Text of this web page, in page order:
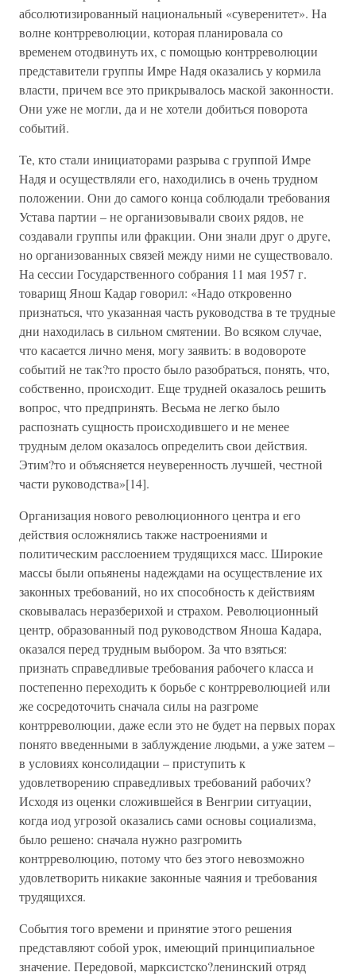
абсолютизированный национальный «суверенитет». На
волне контрреволюции, которая планировала со
временем отодвинуть их, с помощью контрреволюции
представители группы Имре Надя оказались у кормила
власти, причем все это прикрывалось маской законности.
Они уже не могли, да и не хотели добиться поворота
событий.
Те, кто стали инициаторами разрыва с группой Имре
Надя и осуществляли его, находились в очень трудном
положении. Они до самого конца соблюдали требования
Устава партии – не организовывали своих рядов, не
создавали группы или фракции. Они знали друг о друге,
но организованных связей между ними не существовало.
На сессии Государственного собрания 11 мая 1957 г.
товарищ Янош Кадар говорил: «Надо откровенно
признаться, что указанная часть руководства в те трудные
дни находилась в сильном смятении. Во всяком случае,
что касается лично меня, могу заявить: в водовороте
событий не так?то просто было разобраться, понять, что,
собственно, происходит. Еще трудней оказалось решить
вопрос, что предпринять. Весьма не легко было
распознать сущность происходившего и не менее
трудным делом оказалось определить свои действия.
Этим?то и объясняется неуверенность лучшей, честной
части руководства»[14].
Организация нового революционного центра и его
действия осложнялись также настроениями и
политическим расслоением трудящихся масс. Широкие
массы были опьянены надеждами на осуществление их
законных требований, но их способность к действиям
сковывалась неразберихой и страхом. Революционный
центр, образованный под руководством Яноша Кадара,
оказался перед трудным выбором. За что взяться:
признать справедливые требования рабочего класса и
постепенно переходить к борьбе с контрреволюцией или
же сосредоточить сначала силы на разгроме
контрреволюции, даже если это не будет на первых порах
понято введенными в заблуждение людьми, а уже затем –
в условиях консолидации – приступить к
удовлетворению справедливых требований рабочих?
Исходя из оценки сложившейся в Венгрии ситуации,
когда иод угрозой оказались сами основы социализма,
было решено: сначала нужно разгромить
контрреволюцию, потому что без этого невозможно
удовлетворить никакие законные чаяния и требования
трудящихся.
События того времени и принятие этого решения
представляют собой урок, имеющий принципиальное
значение. Передовой, марксистско?ленинский отряд